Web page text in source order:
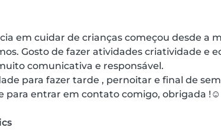
em cuidar de crianças começou desde a
Gosto de fazer atividades criatividade e
comunicativa e responsável.
para fazer tarde , pernoitar e final de
para entrar em contato comigo, obrigada !☺️